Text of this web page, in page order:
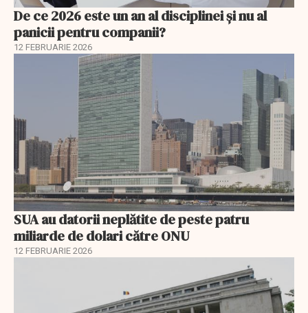
De ce 2026 este un an al disciplinei și nu al
panicii pentru companii?
12 FEBRUARIE 2026
SUA au datorii neplătite de peste patru
miliarde de dolari către ONU
12 FEBRUARIE 2026